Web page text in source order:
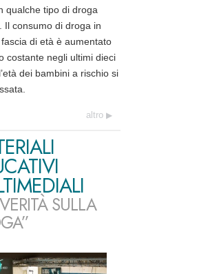
qualche tipo di droga
Il consumo di droga in
di età è aumentato
costante negli ultimi dieci
dei bambini a rischio si
altro
SULLA